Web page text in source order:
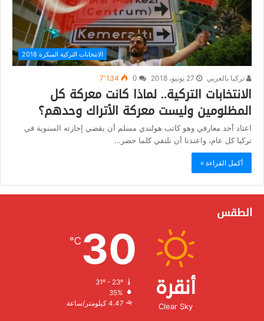
الانتخابات التركية المبكرة 2018
تركيا بالعربي 27 يونيو، 2018 7٬134
الانتخابات التركية.. لماذا كانت معركة كل
المظلومين وليست معركة الأتراك وحدهم؟
اعتاد أحد معارفي وهو كاتب هولندي مسلم أن يقضي إجازته السنوية في
تركيا كل عام، واعتدنا أن نلتقي كلما حضر…
أكمل القراءة »
الطقس
أنقرة
Clear Sky
30
℃
31º - 23º
الرطوبة:
الرياح:4.47 كيلومتر/ساعة